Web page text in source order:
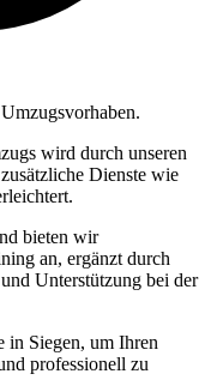
wird durch unseren
Dienste wie
bieten wir
an, ergänzt durch
Unterstützung bei der
in Siegen, um Ihren
professionell zu